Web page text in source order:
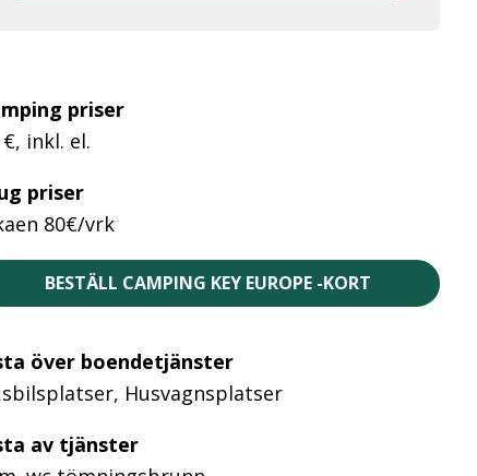
priser
inkl. el.
priser
80€/vrk
BESTÄLL CAMPING KEY EUROPE -KORT
över boendetjänster
Husvagnsplatser
av tjänster